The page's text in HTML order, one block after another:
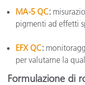
MA-5 QC:
pigmenti ad effetti
EFX QC:
per valutarne la
Formulazione di